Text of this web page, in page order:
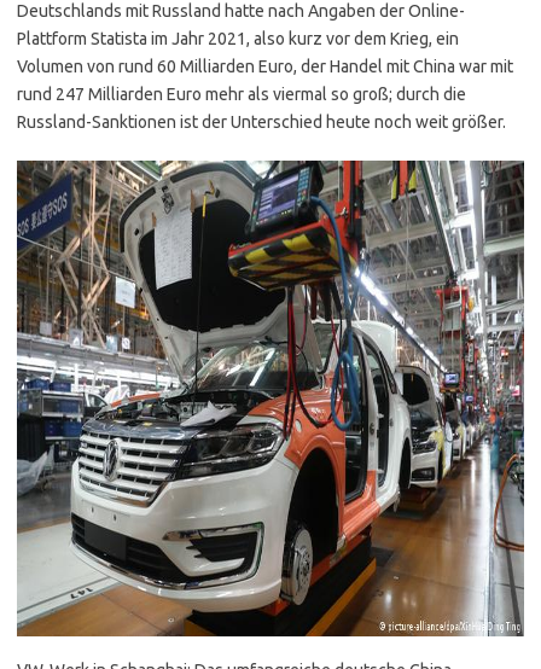
Deutschlands mit Russland hatte nach Angaben der Online-
Plattform Statista im Jahr 2021, also kurz vor dem Krieg, ein
Volumen von rund 60 Milliarden Euro, der Handel mit China war mit
rund 247 Milliarden Euro mehr als viermal so groß; durch die
Russland-Sanktionen ist der Unterschied heute noch weit größer.